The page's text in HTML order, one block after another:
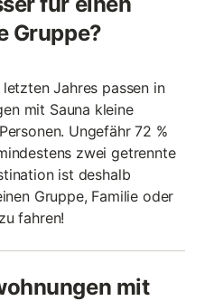
Gruppe?
Jahres passen in
mit Sauna kleine
Ungefähr 72 %
zwei getrennte
ist deshalb
Gruppe, Familie oder
fahren!
mit